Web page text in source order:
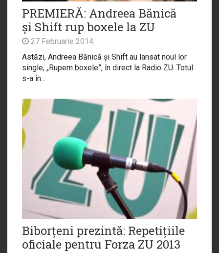
PREMIERĂ: Andreea Bănică
și Shift rup boxele la ZU
27 Februarie 2014
Astăzi, Andreea Bănică și Shift au lansat noul lor
single, „Rupem boxele”, în direct la Radio ZU. Totul
s-a în...
Biborțeni prezintă: Repetițiile
oficiale pentru Forza ZU 2013